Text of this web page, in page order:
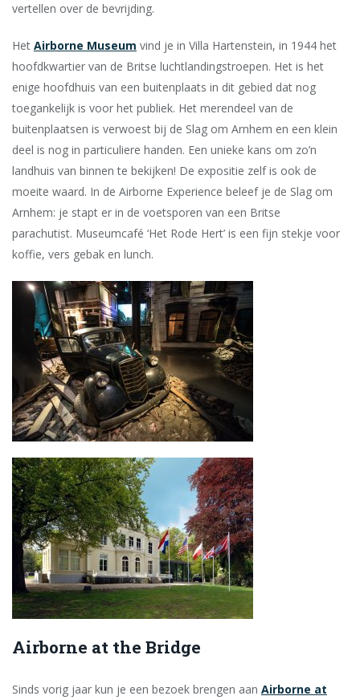
vertellen over de bevrijding.
Het Airborne Museum vind je in Villa Hartenstein, in 1944 het
hoofdkwartier van de Britse luchtlandingstroepen. Het is het
enige hoofdhuis van een buitenplaats in dit gebied dat nog
toegankelijk is voor het publiek. Het merendeel van de
buitenplaatsen is verwoest bij de Slag om Arnhem en een klein
deel is nog in particuliere handen. Een unieke kans om zo’n
landhuis van binnen te bekijken! De expositie zelf is ook de
moeite waard. In de Airborne Experience beleef je de Slag om
Arnhem: je stapt er in de voetsporen van een Britse
parachutist. Museumcafé ‘Het Rode Hert’ is een fijn stekje voor
koffie, vers gebak en lunch.
Airborne at the Bridge
Sinds vorig jaar kun je een bezoek brengen aan Airborne at